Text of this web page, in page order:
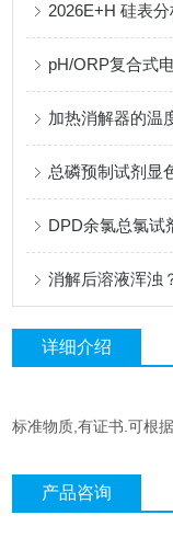
pH/ORP复合式
加热消解器的温
DPD余氯总氯试
消解后溶液浑浊
详细介绍
标准物质,有证书.可根
产品咨询